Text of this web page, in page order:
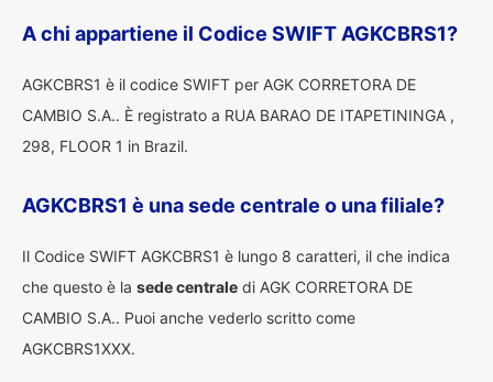
A chi appartiene il Codice SWIFT AGKCBRS1?
AGKCBRS1 è il codice SWIFT per AGK CORRETORA DE
CAMBIO S.A.. È registrato a RUA BARAO DE ITAPETININGA ,
298, FLOOR 1 in Brazil.
AGKCBRS1 è una sede centrale o una filiale?
Il Codice SWIFT AGKCBRS1 è lungo 8 caratteri, il che indica
che questo è la sede centrale di AGK CORRETORA DE
CAMBIO S.A.. Puoi anche vederlo scritto come
AGKCBRS1XXX.